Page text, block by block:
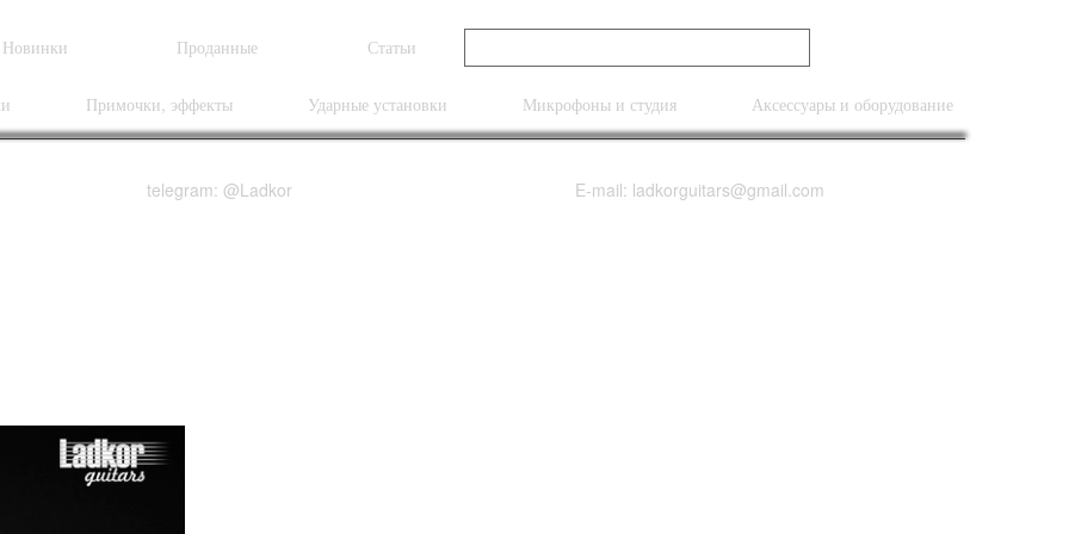
Новинки Проданные Статьи
Примочки, эффекты Ударные установки Микрофоны и студия Аксессуары и оборудование
telegram: @Ladkor E-mail: ladkorguitars@gmail.com